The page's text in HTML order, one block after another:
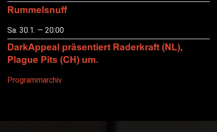
Rummelsnuff
Sa. 30.1. — 20:00
DarkAppeal präsentiert Raderkraft (NL),
Plague Pits (CH) um.
Programmarchiv